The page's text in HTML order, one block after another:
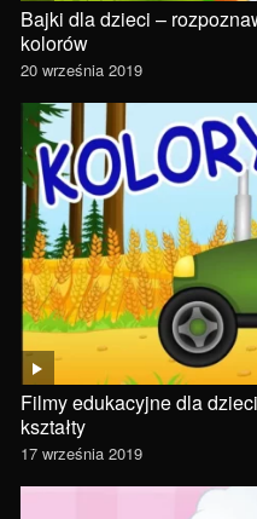
Bajki dla dzieci –
kolorów
20 września 2019
Filmy edukacyjne dla
kształty
17 września 2019